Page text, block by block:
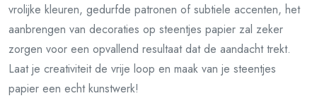
vrolijke kleuren, gedurfde patronen of subtiele accenten, het
aanbrengen van decoraties op steentjes papier zal zeker
zorgen voor een opvallend resultaat dat de aandacht trekt.
Laat je creativiteit de vrije loop en maak van je steentjes
papier een echt kunstwerk!